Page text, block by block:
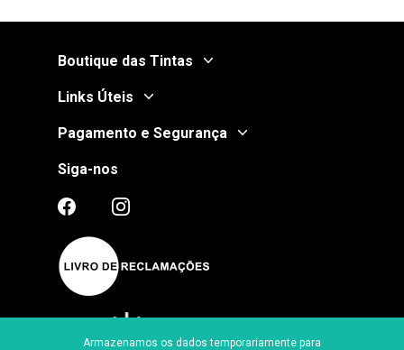
Armazenamos os dados temporariamente para
Boutique das Tintas
Links Úteis
Pagamento e Segurança
Siga-nos